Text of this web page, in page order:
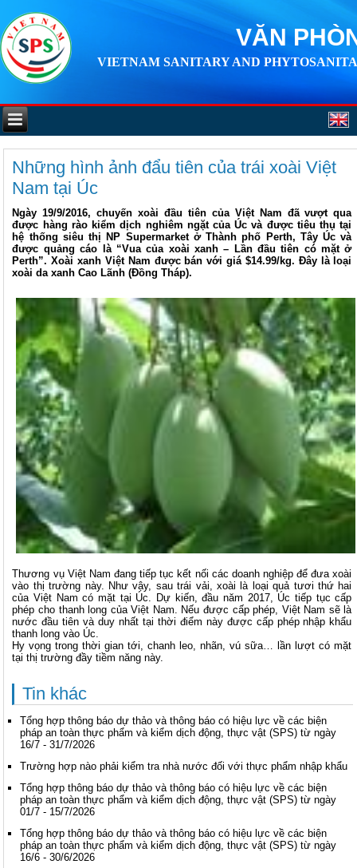
VĂN
VIETNAM SANITARY AND
Những hình ảnh đẩu tiên của trái xoài Việt
Nam tại Úc
Ngày 19/9/2016, chuyến xoài đầu tiên của Việt Nam đã vượt qua
được hàng rào kiểm dịch nghiêm ngặt của Úc và được tiêu thụ tại
hệ thống siêu thị NP Supermarket ở Thành phố Perth, Tây Úc và
được quảng cáo là “Vua của xoài xanh – Lần đầu tiên có mặt ở
Perth”. Xoài xanh Việt Nam được bán với giá $14.99/kg. Đây là loại
xoài da xanh Cao Lãnh (Đồng Tháp).
Thương vụ Việt Nam đang tiếp tục kết nối các doanh nghiệp để đưa xoài
vào thị trường này. Như vậy, sau trái vải, xoài là loại quả tươi thứ hai
của Việt Nam có mặt tại Úc. Dự kiến, đầu năm 2017, Úc tiếp tục cấp
phép cho thanh long của Việt Nam. Nếu được cấp phép, Việt Nam sẽ là
nước đầu tiên và duy nhất tại thời điểm này được cấp phép nhập khẩu
thanh long vào Úc.
Hy vọng trong thời gian tới, chanh leo, nhãn, vú sữa… lần lượt có mặt
tại thị trường đầy tiềm năng này.
Tin khác
Tổng hợp thông báo dự thảo và thông báo có hiệu lực về các biện
pháp an toàn thực phẩm và kiểm dịch động, thực vật (SPS) từ ngày
16/7 - 31/7/2026
Trường hợp nào phải kiểm tra nhà nước đối với thực phẩm nhập khẩu
Tổng hợp thông báo dự thảo và thông báo có hiệu lực về các biện
pháp an toàn thực phẩm và kiểm dịch động, thực vật (SPS) từ ngày
01/7 - 15/7/2026
Tổng hợp thông báo dự thảo và thông báo có hiệu lực về các biện
pháp an toàn thực phẩm và kiểm dịch động, thực vật (SPS) từ ngày
16/6 - 30/6/2026